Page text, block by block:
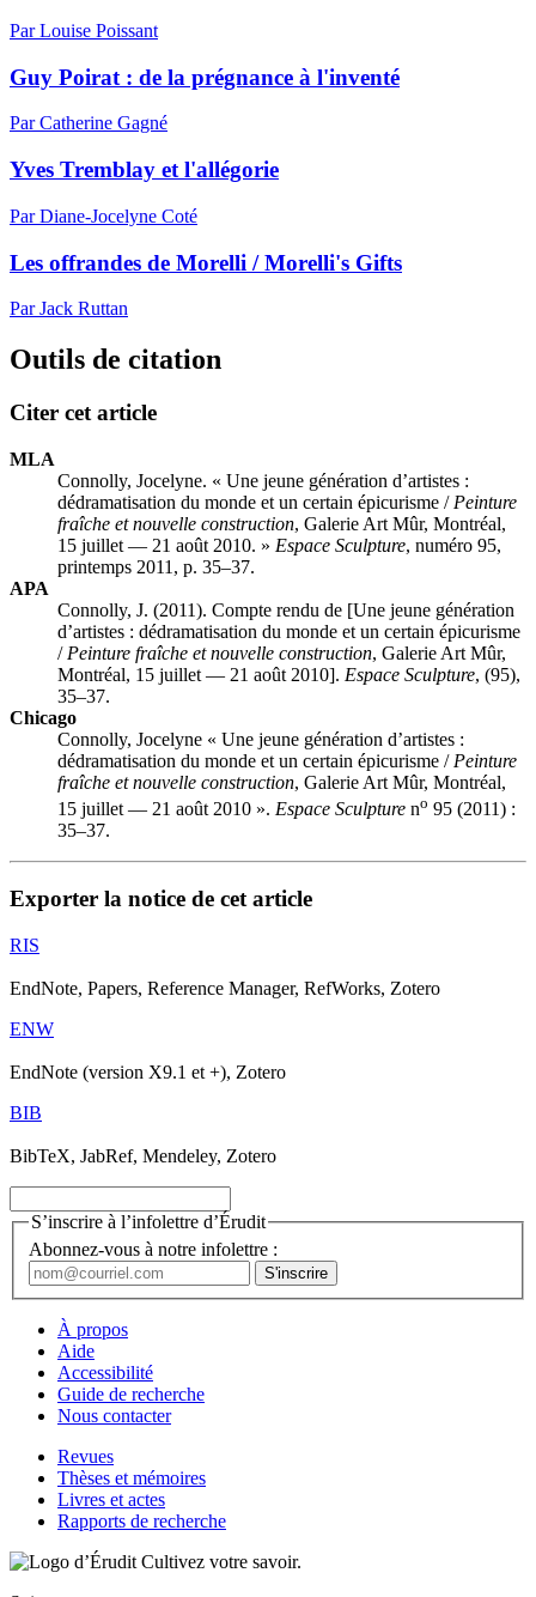
Par Louise Poissant
Guy Poirat : de la prégnance à l'inventé
Par Catherine Gagné
Yves Tremblay et l'allégorie
Par Diane-Jocelyne Coté
Les offrandes de Morelli / Morelli's Gifts
Par Jack Ruttan
Outils de citation
Citer cet article
MLA
Connolly, Jocelyne. « Une jeune génération d’artistes :
dédramatisation du monde et un certain épicurisme / Peinture
fraîche et nouvelle construction, Galerie Art Mûr, Montréal,
15 juillet — 21 août 2010. » Espace Sculpture, numéro 95,
printemps 2011, p. 35–37.
APA
Connolly, J. (2011). Compte rendu de [Une jeune génération
d’artistes : dédramatisation du monde et un certain épicurisme
/ Peinture fraîche et nouvelle construction, Galerie Art Mûr,
Montréal, 15 juillet — 21 août 2010]. Espace Sculpture, (95),
35–37.
Chicago
Connolly, Jocelyne « Une jeune génération d’artistes :
dédramatisation du monde et un certain épicurisme / Peinture
fraîche et nouvelle construction, Galerie Art Mûr, Montréal,
15 juillet — 21 août 2010 ». Espace Sculpture no 95 (2011) :
35–37.
Exporter la notice de cet article
RIS
EndNote, Papers, Reference Manager, RefWorks, Zotero
ENW
EndNote (version X9.1 et +), Zotero
BIB
BibTeX, JabRef, Mendeley, Zotero
S’inscrire à l’infolettre d’Érudit
Abonnez-vous à notre infolettre :
À propos
Aide
Accessibilité
Guide de recherche
Nous contacter
Revues
Thèses et mémoires
Livres et actes
Rapports de recherche
Cultivez votre savoir.